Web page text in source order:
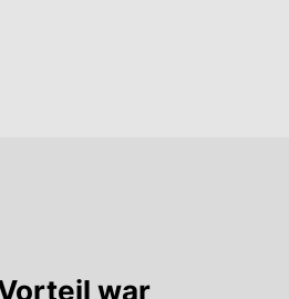
war